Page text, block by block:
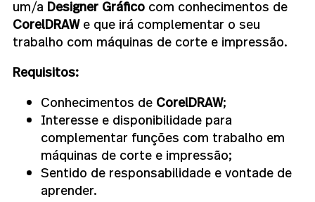
um/a Designer Gráfico com conhecimentos de
CorelDRAWe que irá complementar o seu
trabalho com máquinas de corte e impressão.
Requisitos:
Conhecimentos de CorelDRAW;
Interesse e disponibilidade para
complementar funções com trabalho em
máquinas de corte e impressão;
Sentido de responsabilidade e vontade de
aprender.